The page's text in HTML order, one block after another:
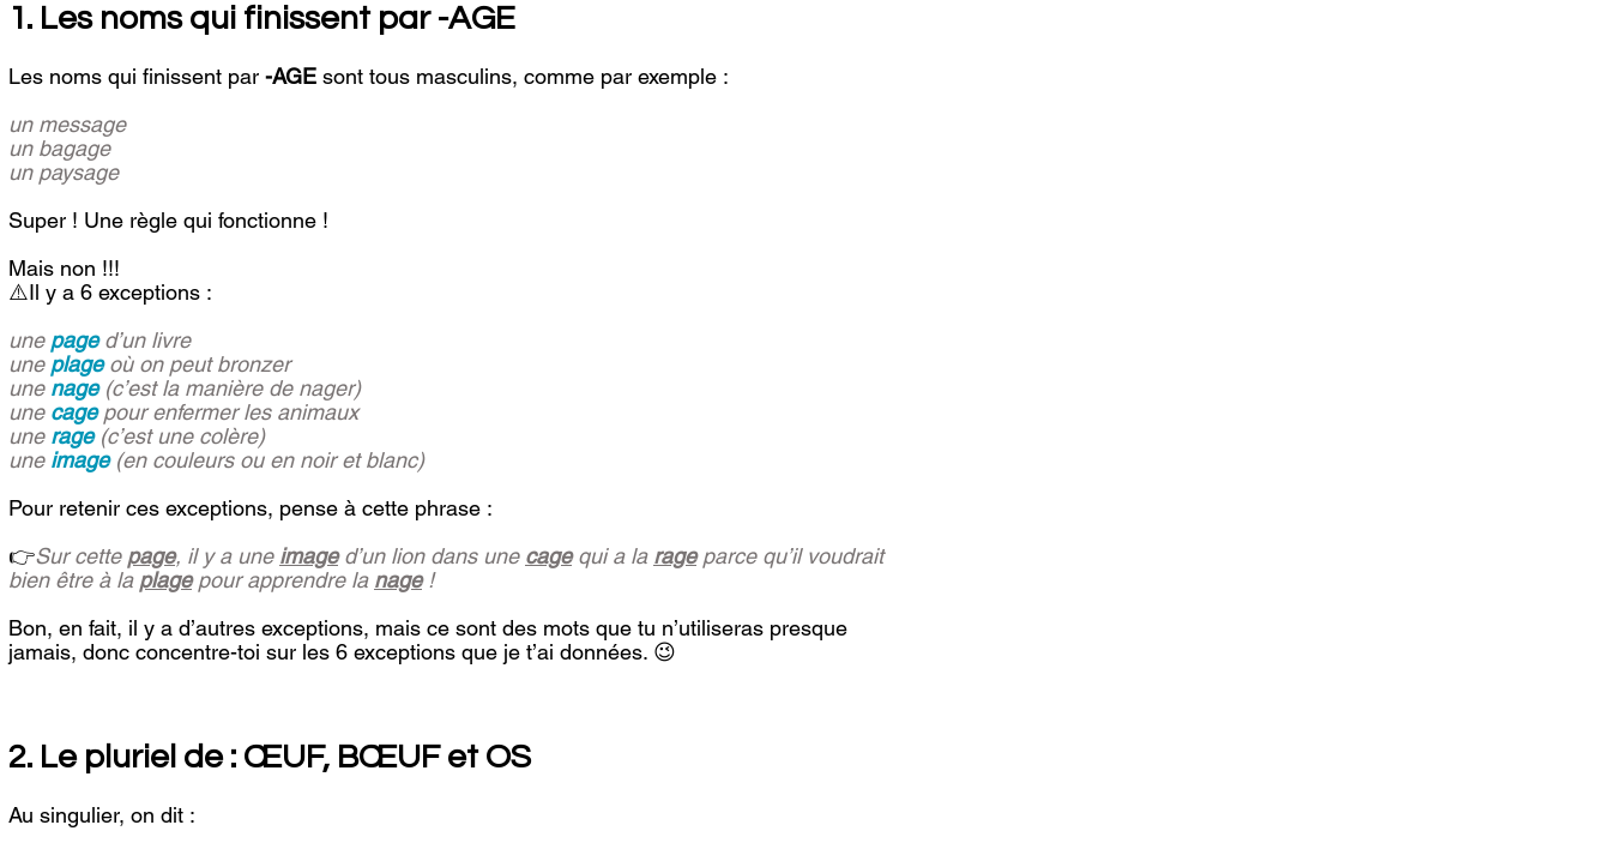
1. Les noms qui finissent par -AGE
Les noms qui finissent par -AGE sont tous masculins, comme par exemple :
un message
un bagage
un paysage
Super ! Une règle qui fonctionne !
Mais non !!!
⚠️Il y a 6 exceptions :
une page d’un livre
une plage où on peut bronzer
une nage (c’est la manière de nager)
une cage pour enfermer les animaux
une rage (c’est une colère)
une image (en couleurs ou en noir et blanc)
Pour retenir ces exceptions, pense à cette phrase :
👉Sur cette page, il y a une image d’un lion dans une cage qui a la rage parce qu’il voudrait
bien être à la plage pour apprendre la nage !
Bon, en fait, il y a d’autres exceptions, mais ce sont des mots que tu n’utiliseras presque
jamais, donc concentre-toi sur les 6 exceptions que je t’ai données. 😉
2. Le pluriel de : ŒUF, BŒUF et OS
Au singulier, on dit :